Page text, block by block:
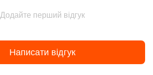
Додайте перший відгук
Написати відгук